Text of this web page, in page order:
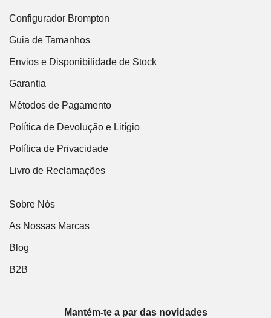
Configurador Brompton
Guia de Tamanhos
Envios e Disponibilidade de Stock
Garantia
Métodos de Pagamento
Política de Devolução e Litígio
Política de Privacidade
Livro de Reclamações
Sobre Nós
As Nossas Marcas
Blog
B2B
Mantém-te a par das novidades